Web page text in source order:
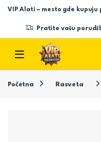
Skip to navigation
Skip to content
VIP Alati – mesto gde
Pratite vašu
Open
Početna Rasveta